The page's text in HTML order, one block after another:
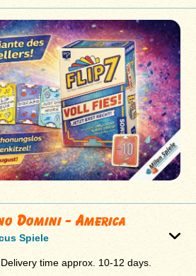
Domini - America
Spiele
Delivery time approx. 10-12 days.